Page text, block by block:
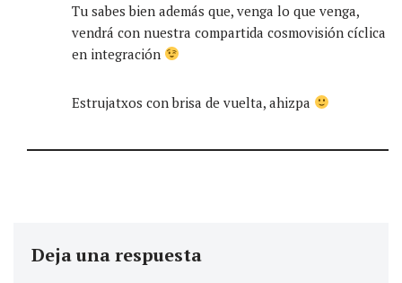
Tu sabes bien además que, venga lo que venga,
vendrá con nuestra compartida cosmovisión cíclica
en integración
Estrujatxos con brisa de vuelta, ahizpa
Deja una respuesta